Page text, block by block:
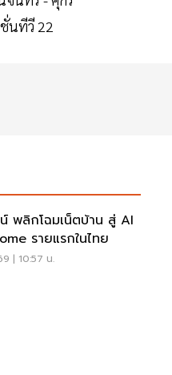
นทีวี 22
พลิกโฉมเน็ตบ้าน สู่ AI
รายแรกในไทย
| 10:57 น.